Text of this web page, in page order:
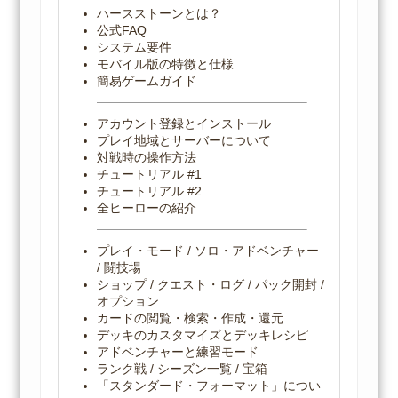
ハースストーンとは？
公式FAQ
システム要件
モバイル版の特徴と仕様
簡易ゲームガイド
アカウント登録とインストール
プレイ地域とサーバーについて
対戦時の操作方法
チュートリアル #1
チュートリアル #2
全ヒーローの紹介
プレイ・モード / ソロ・アドベンチャー
/ 闘技場
ショップ / クエスト・ログ / パック開封 /
オプション
カードの閲覧・検索・作成・還元
デッキのカスタマイズとデッキレシピ
アドベンチャーと練習モード
ランク戦 / シーズン一覧 / 宝箱
「スタンダード・フォーマット」につい